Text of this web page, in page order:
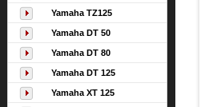
Yamaha TZ125
Yamaha DT 50
Yamaha DT 80
Yamaha DT 125
Yamaha XT 125